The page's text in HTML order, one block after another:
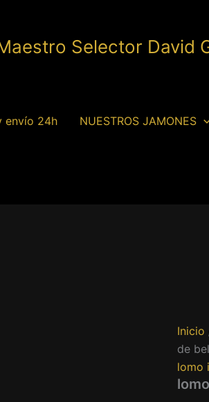
Selector David
envío 24h NUESTROS JAMONES
Inicio
de
lomo